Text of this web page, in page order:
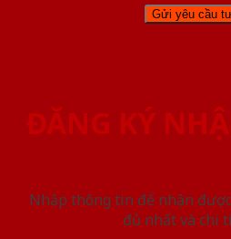
ĐĂNG KÝ
Nhập thông tin để nhận
đủ nhất và chi